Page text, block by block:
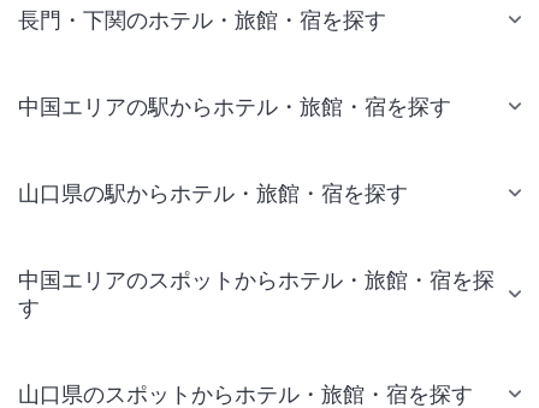
長門・下関のホテル・旅館・宿を探す
中国エリアの駅からホテル・旅館・宿を探す
山口県の駅からホテル・旅館・宿を探す
中国エリアのスポットからホテル・旅館・宿を探
す
山口県のスポットからホテル・旅館・宿を探す